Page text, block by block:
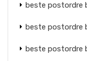
beste postordre
beste postordre
beste postordre